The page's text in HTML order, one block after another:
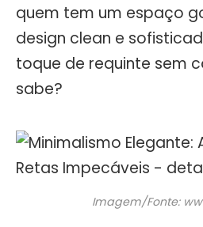
quem tem um espaço
design clean e
toque de requinte sem
sabe?
Imagem/Fonte: